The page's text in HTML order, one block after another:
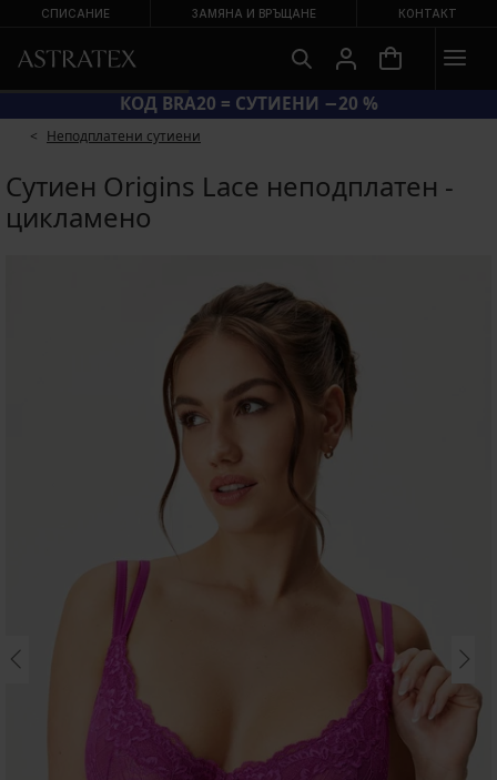
СПИСАНИЕ ЗАМЯНА И ВРЪЩАНЕ КОНТАКТ
КОД BRA20 = СУТИЕНИ −20 %
Неподплатени сутиени
Сутиен Origins Lace неподплатен -
цикламено